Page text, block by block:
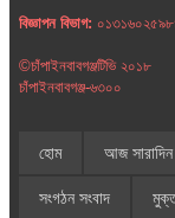
বিজ্ঞাপন বিভাগ:
©চাঁপাইনবাবগঞ্জটিভি ২০১৮
চাঁপাইনবাবগঞ্জ-৬৩০০
হোম আজ সারাদিন
সংগঠন সংবাদ